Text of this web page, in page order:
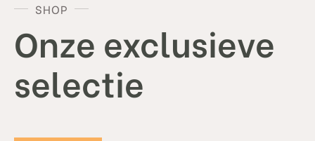
SHOP
Onze exclusieve
selectie